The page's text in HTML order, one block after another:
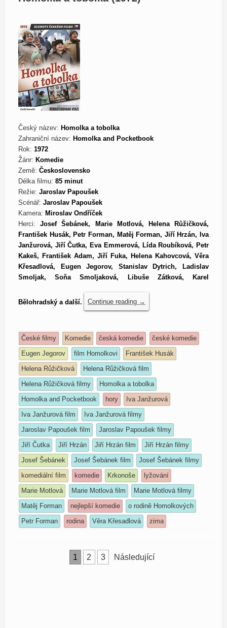
Český název: Homolka a tobolka
Zahraniční název: Homolka and Pocketbook
Rok: 1972
Žánr: Komedie
Země: Československo
Délka filmu: 85 minut
Režie: Jaroslav Papoušek
Scénář: Jaroslav Papoušek
Kamera: Miroslav Ondříček
Herci:Josef Šebánek, Marie Motlová, Helena Růžičková,
František Husák, Petr Forman, Matěj Forman, Jiří Hrzán, Iva
Janžurová, Jiří Čutka, Eva Emmerová, Lída Roubíková, Petr
Kakeš, František Adam, Jiří Fuka, Helena Kahovcová, Věra
Křesadlová, Eugen Jegorov, Stanislav Dytrich, Ladislav
Smoljak, Soňa Smoljaková, Libuše Zátková, Karel
Bělohradský a další. Continue reading →
České filmy Komedie česká komedie
české komedie
Eugen Jegorov
film Homolkovi
František Husák
Helena Růžičková
Helena Růžičková film
Helena Růžičková filmy
Homolka a tobolka
Homolka and Pocketbook
hory
Iva Janžurová
Iva Janžurová film
Iva Janžurová filmy
Jaroslav Papoušek film
Jaroslav Papoušek filmy
Jiří Čutka
Jiří Hrzán Jiří Hrzán film
Jiří Hrzán filmy
Josef Šebánek
Josef Šebánek film
Josef Šebánek filmy
komediální film
komedie Krkonoše
lyžování
Marie Motlová
Marie Motlová film
Marie Motlová filmy
Matěj Forman
nejlepší komedie
o rodině Homolkových
Petr Forman
rodina Věra Křesadlová zima
1 2 3 Následující